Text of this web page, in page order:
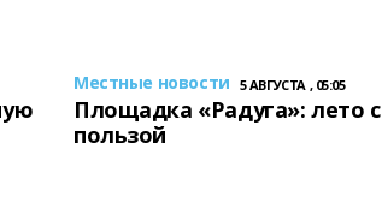
Местные новости 5 АВГУСТА , 05:05
Площадка «Радуга»: лето с
пользой